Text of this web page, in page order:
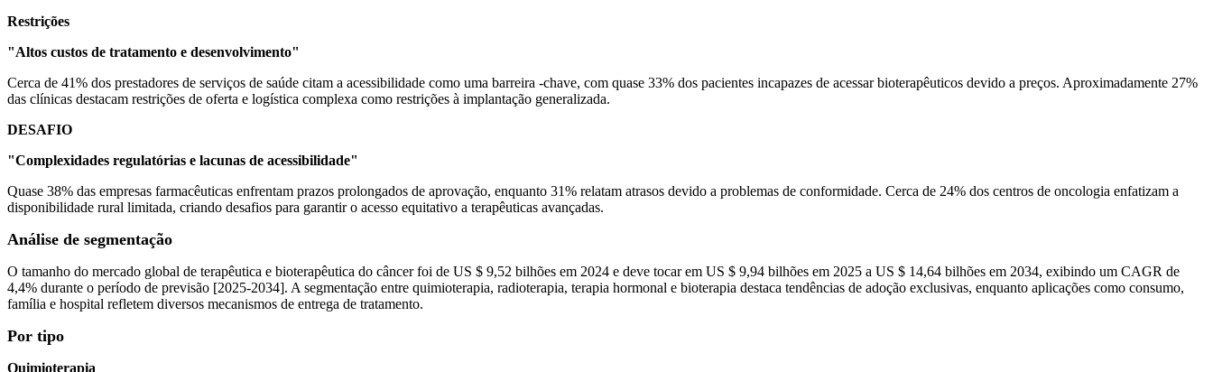
Restrições
"Altos custos de tratamento e desenvolvimento"
Cerca de 41% dos prestadores de serviços de saúde citam a acessibilidade como uma barreira -chave, com quase 33% dos pacientes incapazes de acessar bioterapêuticos devido a preços. Aproximadamente 27%
das clínicas destacam restrições de oferta e logística complexa como restrições à implantação generalizada.
DESAFIO
"Complexidades regulatórias e lacunas de acessibilidade"
Quase 38% das empresas farmacêuticas enfrentam prazos prolongados de aprovação, enquanto 31% relatam atrasos devido a problemas de conformidade. Cerca de 24% dos centros de oncologia enfatizam a
disponibilidade rural limitada, criando desafios para garantir o acesso equitativo a terapêuticas avançadas.
Análise de segmentação
O tamanho do mercado global de terapêutica e bioterapêutica do câncer foi de US $ 9,52 bilhões em 2024 e deve tocar em US $ 9,94 bilhões em 2025 a US $ 14,64 bilhões em 2034, exibindo um CAGR de
4,4% durante o período de previsão [2025-2034]. A segmentação entre quimioterapia, radioterapia, terapia hormonal e bioterapia destaca tendências de adoção exclusivas, enquanto aplicações como consumo,
família e hospital refletem diversos mecanismos de entrega de tratamento.
Por tipo
Quimioterapia